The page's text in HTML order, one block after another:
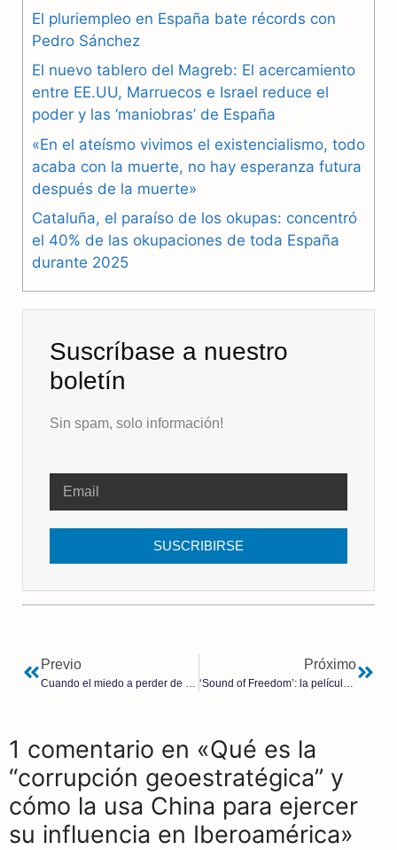
b
o
o
k
r
a
m
A
p
p
El pluriempleo en España bate récords con
Pedro Sánchez
El nuevo tablero del Magreb: El acercamiento
entre EE.UU, Marruecos e Israel reduce el
poder y las ‘maniobras’ de España
«En el ateísmo vivimos el existencialismo, todo
acaba con la muerte, no hay esperanza futura
después de la muerte»
Cataluña, el paraíso de los okupas: concentró
el 40% de las okupaciones de toda España
durante 2025
Suscríbase a nuestro
boletín
Sin spam, solo información!
SUSCRIBIRSE
Previo Próximo
1 comentario en «Qué es la
“corrupción geoestratégica” y
cómo la usa China para ejercer
su influencia en Iberoamérica»